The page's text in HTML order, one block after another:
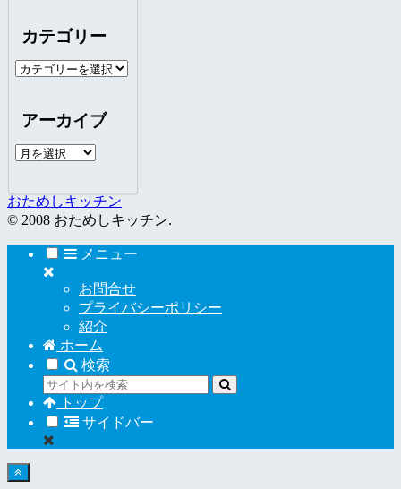
カテゴリー
カ
リ
ー
アーカイブ
ア
カ
イ
ブ
おためしキッチン
© 2008 おためしキッチン.
メニュー
お問合せ
プライバシーポリシー
紹介
ホーム
検索
トップ
サイドバー